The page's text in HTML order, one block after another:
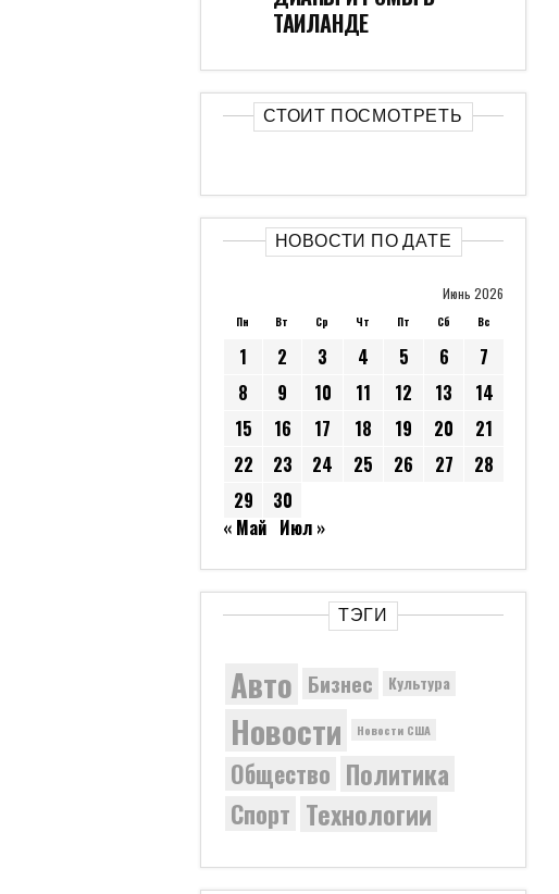
ТАИЛАНДЕ
СТОИТ ПОСМОТРЕТЬ
НОВОСТИ ПО ДАТЕ
Июнь 2026
Пн Вт Ср Чт Пт Сб Вс
1 2 3 4 5 6
7
8
9 10 11 12 13
14
15
16 17 18 19 20
21
22
23 24 25 26 27
28
29
30
« Май Июл »
ТЭГИ
Авто Бизнес Культура
Новости Новости США
Общество Политика
Спорт Технологии